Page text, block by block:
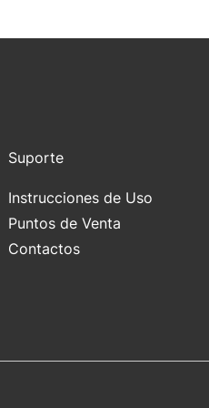
Suporte
Instrucciones de Uso
Puntos de Venta
Contactos